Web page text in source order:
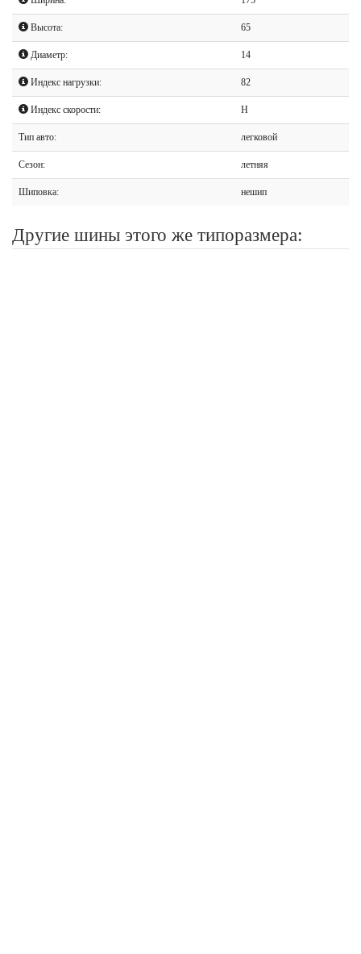
Высота: 65
Диаметр: 14
Индекс нагрузки: 82
Индекс скорости: H
Тип авто: легковой
Сезон: летняя
Шиповка: нешип
Другие шины этого же типоразмера: